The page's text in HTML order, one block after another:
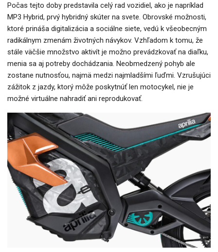
Počas tejto doby predstavila celý rad vozidiel, ako je napríklad
MP3 Hybrid, prvý hybridný skúter na svete. Obrovské možnosti,
ktoré prináša digitalizácia a sociálne siete, vedú k všeobecným
radikálnym zmenám životných návykov. Vzhľadom k tomu, že
stále väčšie množstvo aktivít je možno prevádzkovať na diaľku,
menia sa aj potreby dochádzania. Neobmedzený pohyb ale
zostane nutnosťou, najmä medzi najmladšími ľuďmi. Vzrušujúci
zážitok z jazdy, ktorý môže poskytnúť len motocykel, nie je
možné virtuálne nahradiť ani reprodukovať.